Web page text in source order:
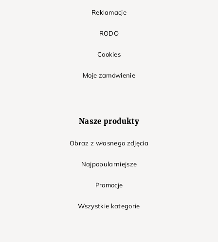
Reklamacje
RODO
Cookies
Moje zamówienie
Nasze produkty
Obraz z własnego zdjęcia
Najpopularniejsze
Promocje
Wszystkie kategorie